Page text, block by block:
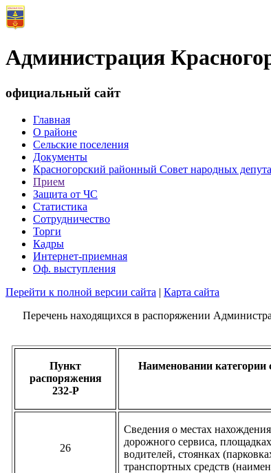
Администрация
официальный сайт
Главная
О районе
Сельские поселения
Документы
Красногорский районный Совет народных
Прием
Защита от ЧС
Статистика
Сотрудничество
Торги
Кадры
Интернет-приемная
Оф. выступления
Перейти к полной версии сайта | Карта сайта
Перечень находящихся в распоряжении
Пункт
распоряжения
232-Р
Наименовании категории
26
Сведения о местах
дорожного сервиса,
водителей, стоянках
транспортных средств